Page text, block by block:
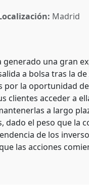
Madrid
una gran
a bolsa tras la
por la oportunidad
clientes acceder a
a largo
el peso que la
de los
las acciones